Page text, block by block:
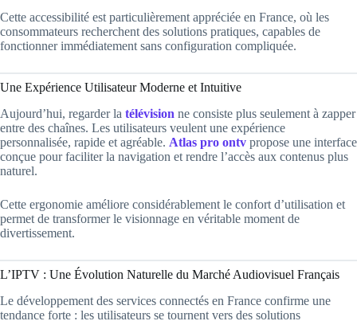
Cette accessibilité est particulièrement appréciée en France, où les
consommateurs recherchent des solutions pratiques, capables de
fonctionner immédiatement sans configuration compliquée.
Une Expérience Utilisateur Moderne et Intuitive
Aujourd’hui, regarder la télévision ne consiste plus seulement à zapper
entre des chaînes. Les utilisateurs veulent une expérience
personnalisée, rapide et agréable. Atlas pro ontv propose une interface
conçue pour faciliter la navigation et rendre l’accès aux contenus plus
naturel.
Cette ergonomie améliore considérablement le confort d’utilisation et
permet de transformer le visionnage en véritable moment de
divertissement.
L’IPTV : Une Évolution Naturelle du Marché Audiovisuel Français
Le développement des services connectés en France confirme une
tendance forte : les utilisateurs se tournent vers des solutions